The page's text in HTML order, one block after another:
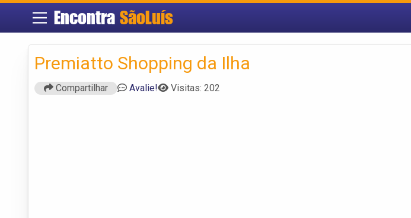
Encontra SãoLuís
Premiatto Shopping da Ilha
Compartilhar Avalie! Visitas: 202